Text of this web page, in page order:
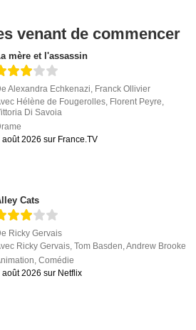
venant de commencer
mère et l'assassin
Alexandra Echkenazi, Franck Ollivier
Hélène de Fougerolles, Florent Peyre,
Di Savoia
août 2026 sur France.TV
Cats
Ricky Gervais
Ricky Gervais,Tom Basden,Andrew Brooke
,Comédie
août 2026 sur Netflix